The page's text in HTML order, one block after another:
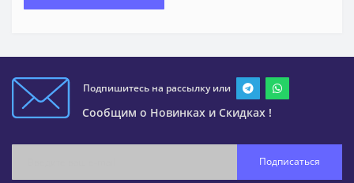
Подпишитесь на рассылку или
Сообщим о Новинках и Скидках !
Подписаться